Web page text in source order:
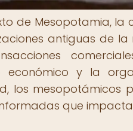
de Mesopotamia,
antiguas de
económico y la
los mesopotámicos
que